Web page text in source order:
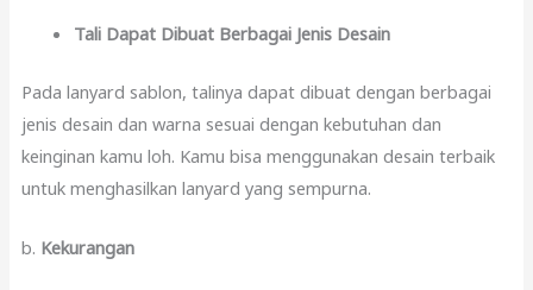
Tali Dapat Dibuat Berbagai Jenis Desain
Pada lanyard sablon, talinya dapat dibuat dengan berbagai
jenis desain dan warna sesuai dengan kebutuhan dan
keinginan kamu loh. Kamu bisa menggunakan desain terbaik
untuk menghasilkan lanyard yang sempurna.
b. Kekurangan